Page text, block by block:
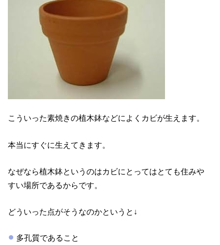
こういった素焼きの植木鉢などによくカビが生えます。
本当にすぐに生えてきます。
なぜなら植木鉢というのはカビにとってはとても住みや
すい場所であるからです。
どういった点がそうなのかというと↓
多孔質であること